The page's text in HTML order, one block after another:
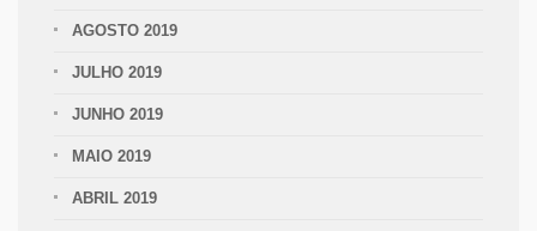
AGOSTO 2019
JULHO 2019
JUNHO 2019
MAIO 2019
ABRIL 2019